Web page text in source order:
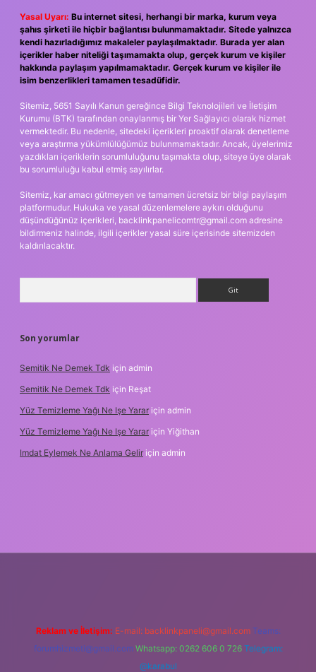
Yasal Uyarı: Bu internet sitesi, herhangi bir marka, kurum veya
şahıs şirketi ile hiçbir bağlantısı bulunmamaktadır. Sitede yalnızca
kendi hazırladığımız makaleler paylaşılmaktadır. Burada yer alan
içerikler haber niteliği taşımamakta olup, gerçek kurum ve kişiler
hakkında paylaşım yapılmamaktadır. Gerçek kurum ve kişiler ile
isim benzerlikleri tamamen tesadüfidir.
Sitemiz, 5651 Sayılı Kanun gereğince Bilgi Teknolojileri ve İletişim
Kurumu (BTK) tarafından onaylanmış bir Yer Sağlayıcı olarak hizmet
vermektedir. Bu nedenle, sitedeki içerikleri proaktif olarak denetleme
veya araştırma yükümlülüğümüz bulunmamaktadır. Ancak, üyelerimiz
yazdıkları içeriklerin sorumluluğunu taşımakta olup, siteye üye olarak
bu sorumluluğu kabul etmiş sayılırlar.
Sitemiz, kar amacı gütmeyen ve tamamen ücretsiz bir bilgi paylaşım
platformudur. Hukuka ve yasal düzenlemelere aykırı olduğunu
düşündüğünüz içerikleri, backlinkpanelicomtr@gmail.com adresine
bildirmeniz halinde, ilgili içerikler yasal süre içerisinde sitemizden
kaldırılacaktır.
Son yorumlar
Semitik Ne Demek Tdk için admin
Semitik Ne Demek Tdk için Reşat
Yüz Temizleme Yağı Ne Işe Yarar için admin
Yüz Temizleme Yağı Ne Işe Yarar için Yiğithan
Imdat Eylemek Ne Anlama Gelir için admin
Reklam ve İletişim: E-mail: backlinkpaneli@gmail.com Teams:
forumhizmeti@gmail.com Whatsapp: 0262 606 0 726 Telegram:
@karabul